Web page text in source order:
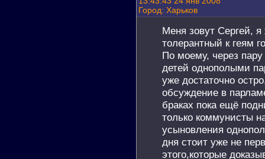
Город: Харьков
Меня зовут Сергей,
толерантный к геям
По моему, через
детей однополыми
уже достаточно
обсуждение в
браках пока ещё
только коммунисты
усыновления
дня стоит уже не
этого,которые